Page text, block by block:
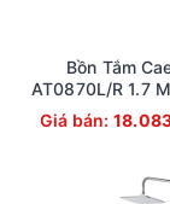
Bồn Tắm
AT0870L/R 1.7
Yếm
Giá bán: